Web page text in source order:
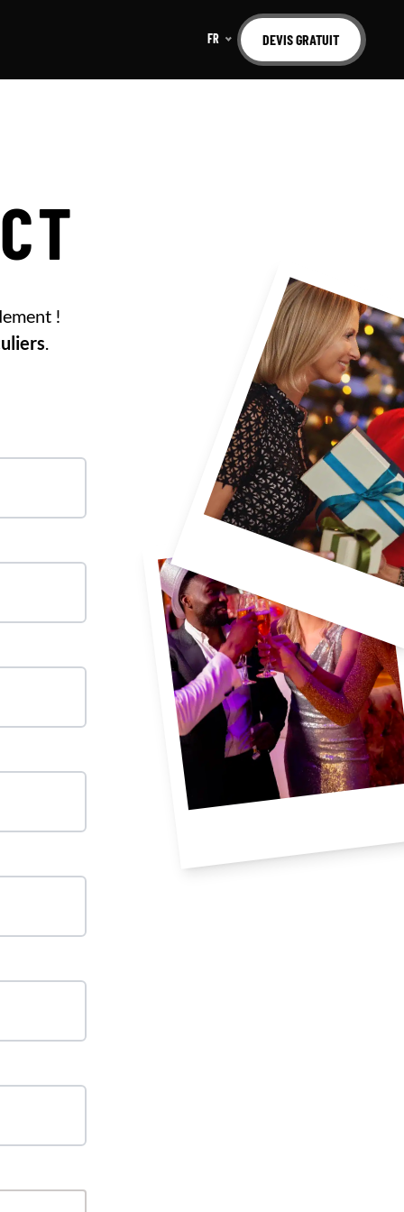
FR DEVIS GRATUIT
!
.